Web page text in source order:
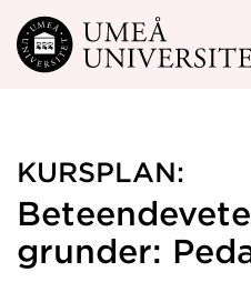
Hoppa direkt till
KURSPLAN:
grunder: